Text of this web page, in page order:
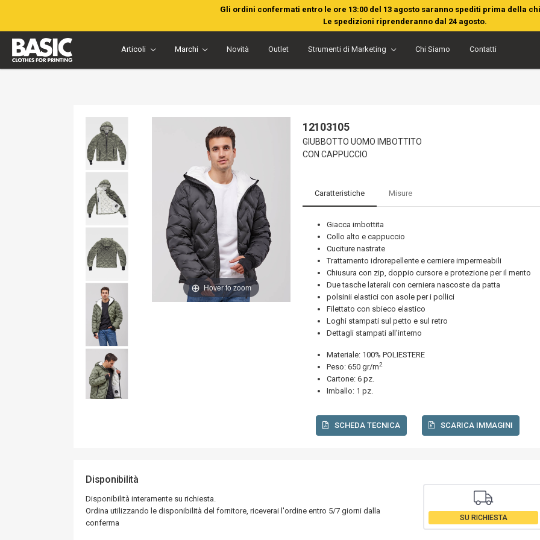
Gli ordini confermati entro le ore 13:00 del 13 agosto saranno spediti prima della
Le spedizioni riprenderanno dal 24 agosto.
Articoli Marchi Novità Outlet Strumenti di Marketing Chi Siamo Contatti
Hover to zoom
12103105
GIUBBOTTO UOMO IMBOTTITO
CON CAPPUCCIO
Caratteristiche Misure
Giacca imbottita
Collo alto e cappuccio
Cuciture nastrate
Trattamento idrorepellente e cerniere impermeabili
Chiusura con zip, doppio cursore e protezione per il mento
Due tasche laterali con cerniera nascoste da patta
polsinii elastici con asole per i pollici
Filettato con sbieco elastico
Loghi stampati sul petto e sul retro
Dettagli stampati all'interno
Materiale: 100% POLIESTERE
Peso: 650 gr/m2
Cartone: 6 pz.
Imballo: 1 pz.
SCHEDA TECNICA SCARICA IMMAGINI
Disponibilità
Disponibilità interamente su richiesta.
Ordina utilizzando le disponibilità del fornitore, riceverai l'ordine entro 5/7 giorni dalla
conferma
SU RICHIESTA